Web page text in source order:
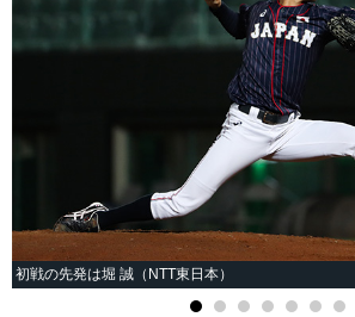
初戦の先発は堀 誠（NTT東日本）